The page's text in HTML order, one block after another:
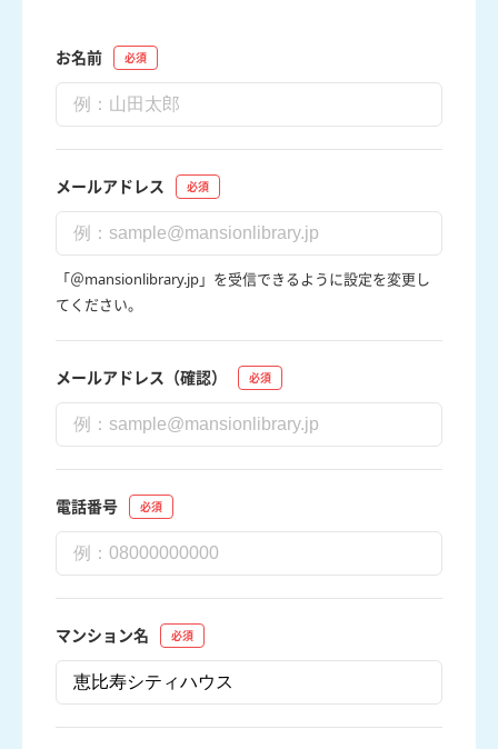
お名前
メールアドレス
「＠mansionlibrary.jp」を受信できるように設定を変更し
てください。
メールアドレス（確認）
電話番号
マンション名